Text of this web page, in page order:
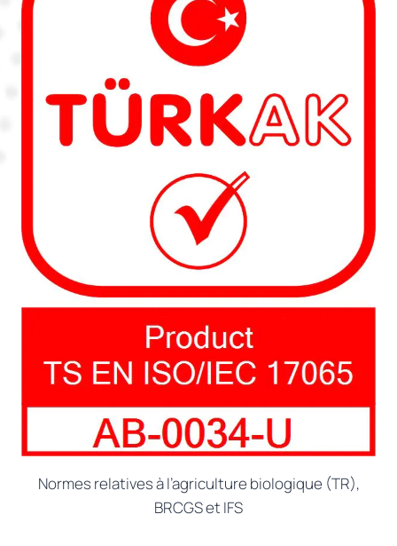
Normes relatives à l’agriculture biologique (TR),
BRCGS et IFS